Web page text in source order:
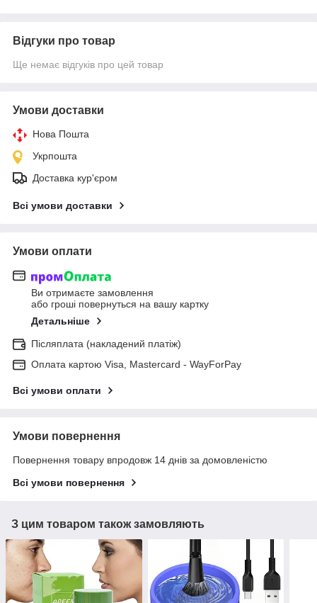
Відгуки про товар
Ще немає відгуків про цей товар
Умови доставки
Нова Пошта
Укрпошта
Доставка кур'єром
Всі умови доставки
Умови оплати
Ви отримаєте замовлення
або гроші повернуться на вашу картку
Детальніше
Післяплата (накладений платіж)
Оплата картою Visa, Mastercard - WayForPay
Всі умови оплати
Умови повернення
Повернення товару впродовж 14 днів за домовленістю
Всі умови повернення
З цим товаром також замовляють